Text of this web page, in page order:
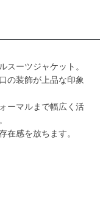
スーツジャケット。
の装飾が上品な印象
ーマルまで幅広く活
在感を放ちます。